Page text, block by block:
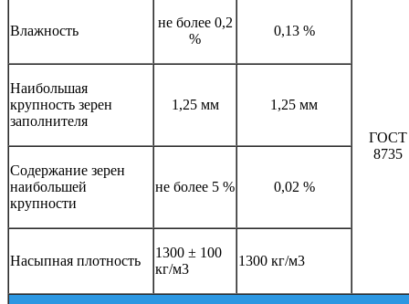
Влажность
не более 0,2
%
0,13 %
ГОСТ
8735
Наибольшая
крупность зерен
заполнителя
1,25 мм 1,25 мм
Содержание зерен
наибольшей
крупности
не более 5 % 0,02 %
Насыпная плотность
1300 ± 100
кг/м3
1300 кг/м3